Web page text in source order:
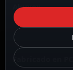
Akuvox
Fabricado en PC